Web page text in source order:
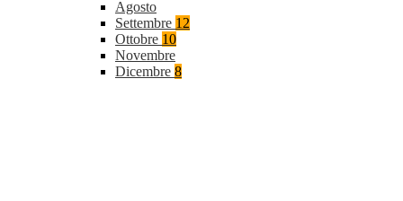
Agosto
Settembre 12
Ottobre 10
Novembre
Dicembre 8